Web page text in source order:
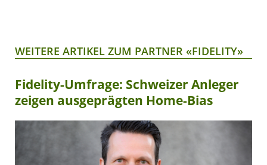
WEITERE ARTIKEL ZUM PARTNER «FIDELITY»
Fidelity-Umfrage: Schweizer Anleger
zeigen ausgeprägten Home-Bias